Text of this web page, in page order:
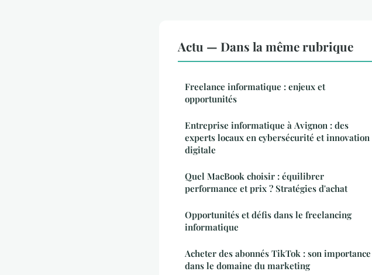
Actu — Dans la même rubrique
Freelance informatique : enjeux et
opportunités
Entreprise informatique à Avignon : des
experts locaux en cybersécurité et innovation
digitale
Quel MacBook choisir : équilibrer
performance et prix ? Stratégies d'achat
Opportunités et défis dans le freelancing
informatique
Acheter des abonnés TikTok : son importance
dans le domaine du marketing